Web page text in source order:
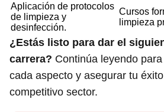
Aplicación de protocolos
de limpieza y
desinfección.
Cursos
limpieza
¿Estás listo para dar el
carrera? Continúa leyendo
cada aspecto y asegurar tu
competitivo sector.